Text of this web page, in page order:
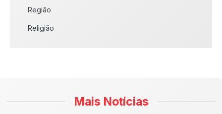
Região
Religião
Mais Notícias